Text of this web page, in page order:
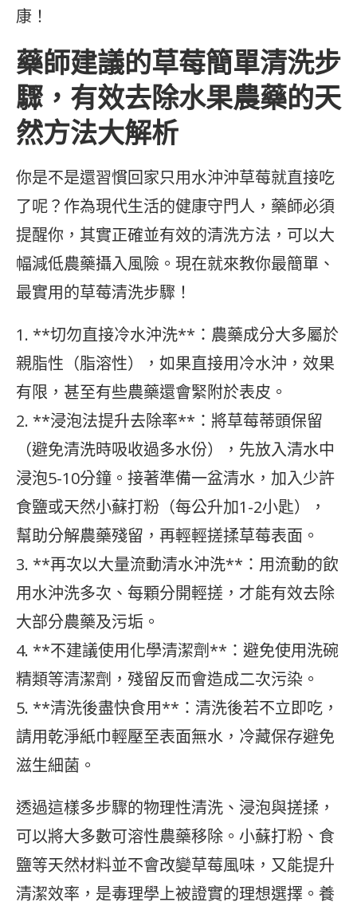
康！
藥師建議的草莓簡單清洗步
驟，有效去除水果農藥的天
然方法大解析
你是不是還習慣回家只用水沖沖草莓就直接吃
了呢？作為現代生活的健康守門人，藥師必須
提醒你，其實正確並有效的清洗方法，可以大
幅減低農藥攝入風險。現在就來教你最簡單、
最實用的草莓清洗步驟！
1. **切勿直接冷水沖洗**：農藥成分大多屬於
親脂性（脂溶性），如果直接用冷水沖，效果
有限，甚至有些農藥還會緊附於表皮。
2. **浸泡法提升去除率**：將草莓蒂頭保留
（避免清洗時吸收過多水份），先放入清水中
浸泡5-10分鐘。接著準備一盆清水，加入少許
食鹽或天然小蘇打粉（每公升加1-2小匙），
幫助分解農藥殘留，再輕輕搓揉草莓表面。
3. **再次以大量流動清水沖洗**：用流動的飲
用水沖洗多次、每顆分開輕搓，才能有效去除
大部分農藥及污垢。
4. **不建議使用化學清潔劑**：避免使用洗碗
精類等清潔劑，殘留反而會造成二次污染。
5. **清洗後盡快食用**：清洗後若不立即吃，
請用乾淨紙巾輕壓至表面無水，冷藏保存避免
滋生細菌。
透過這樣多步驟的物理性清洗、浸泡與搓揉，
可以將大多數可溶性農藥移除。小蘇打粉、食
鹽等天然材料並不會改變草莓風味，又能提升
清潔效率，是毒理學上被證實的理想選擇。養